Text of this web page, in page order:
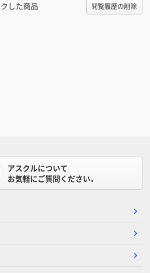
した商品 閲覧履歴の削除
アスクルについて
お気軽にご質問ください。